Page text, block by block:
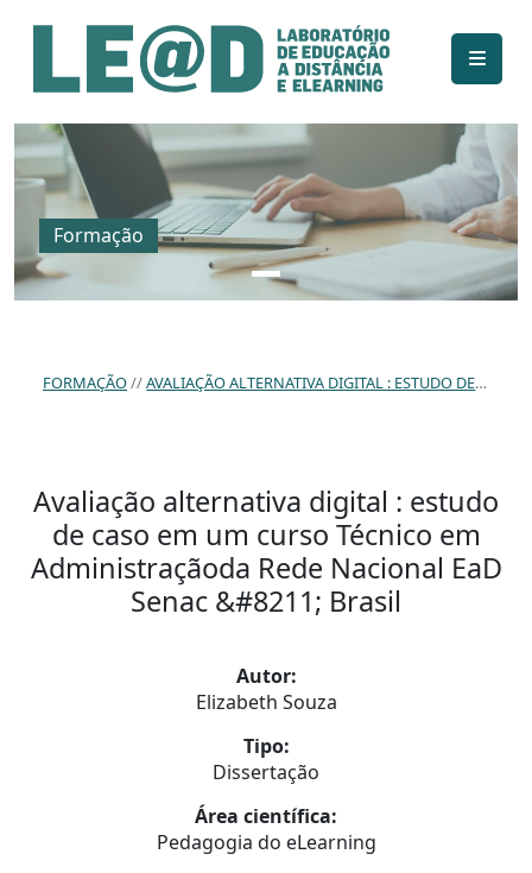
Ir para o conteúdo principal
Informações de acessibilidade
Mapa do site
Formação
FORMAÇÃO AVALIAÇÃO ALTERNATIVA DIGITAL : ESTUDO DE CASO EM UM CURSO TÉCNICO EM ADMINISTRAÇÃODA REDE NACIONAL EAD SENAC – BRASIL
Avaliação alternativa digital : estudo
de caso em um curso Técnico em
Administraçãoda Rede Nacional EaD
Senac &#8211; Brasil
Autor:
Elizabeth Souza
Tipo:
Dissertação
Área científica:
Pedagogia do eLearning